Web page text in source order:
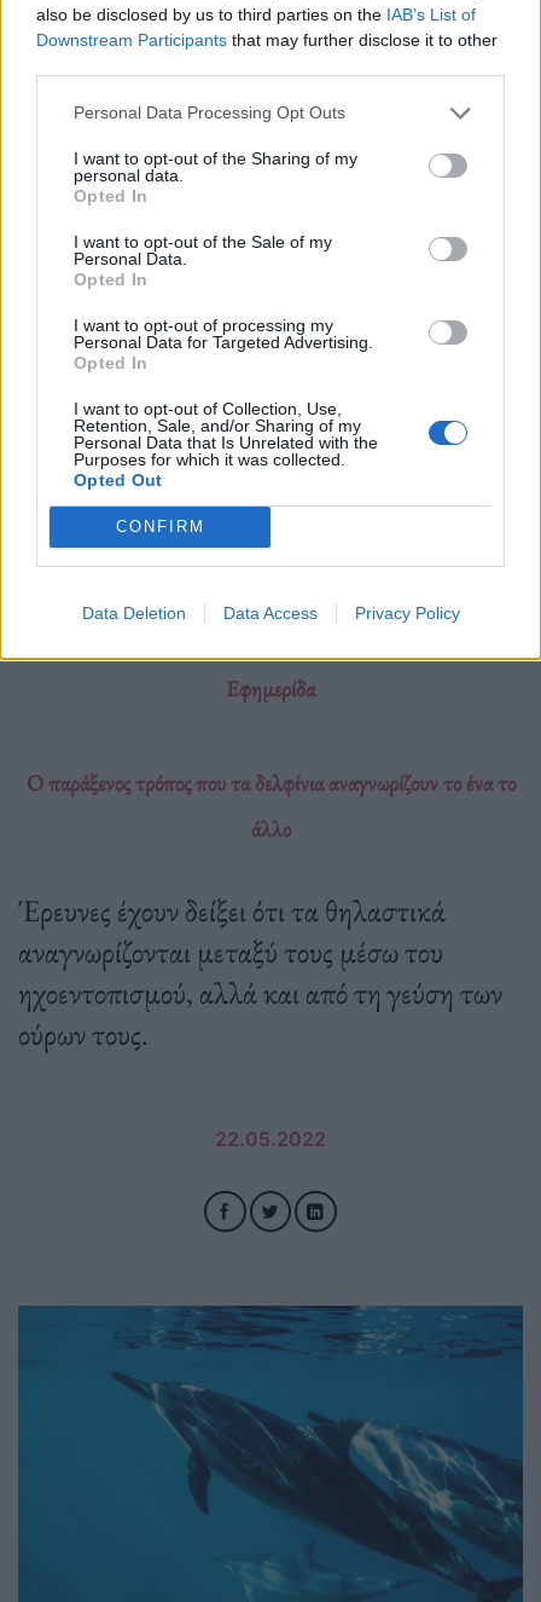
also be disclosed by us to third parties on the IAB’s List of
Downstream Participants that may further disclose it to other
Personal Data Processing Opt Outs
I want to opt-out of the Sharing of my
personal data.
Opted In
I want to opt-out of the Sale of my
Personal Data.
Opted In
I want to opt-out of processing my
Personal Data for Targeted Advertising.
Opted In
I want to opt-out of Collection, Use,
Retention, Sale, and/or Sharing of my
Personal Data that Is Unrelated with the
Purposes for which it was collected.
Opted Out
CONFIRM
Data Deletion Data Access Privacy Policy
Φωτ.: Γιώργος Ευσταθίου / Eurokinissi
Η 5η Ιουνίoυ έχει οριστεί ως Παγκόσμια Ημέρα
Περιβάλλοντος – και απ’ τη σημερινή, παγκόσμια
γιορτή, δεν θα μπορούσαν να λείπουν τα 150
κοσμοπολίτικα δελφίνια του Αμβρακικού Κόλπου.
Δημοσιεύθηκε σεΠεριβάλλον
Δελφίνια,Παγκοσμια Ημερα Περιβάλλοντος
Εφημερίδα
Ο παράξενος τρόπος που τα δελφίνια αναγνωρίζουν το ένα το
άλλο
Έρευνες έχουν δείξει ότι τα θηλαστικά
αναγνωρίζονται μεταξύ τους μέσω του
ηχοεντοπισμού, αλλά και από τη γεύση των
ούρων τους.
22.05.2022